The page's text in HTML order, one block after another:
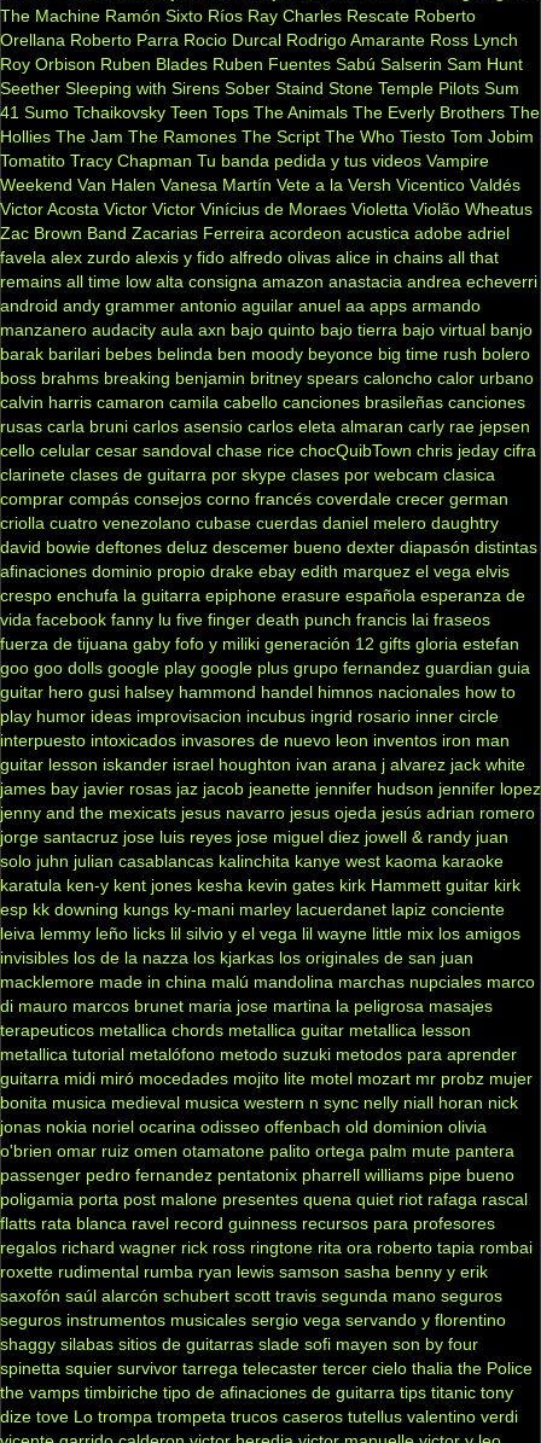
The Machine Ramón Sixto Ríos Ray Charles Rescate Roberto
Orellana Roberto Parra Rocio Durcal Rodrigo Amarante Ross Lynch
Roy Orbison Ruben Blades Ruben Fuentes Sabú Salserin Sam Hunt
Seether Sleeping with Sirens Sober Staind Stone Temple Pilots Sum
41 Sumo Tchaikovsky Teen Tops The Animals The Everly Brothers The
Hollies The Jam The Ramones The Script The Who Tiesto Tom Jobim
Tomatito Tracy Chapman Tu banda pedida y tus videos Vampire
Weekend Van Halen Vanesa Martín Vete a la Versh Vicentico Valdés
Victor Acosta Victor Victor Vinícius de Moraes Violetta Violão Wheatus
Zac Brown Band Zacarias Ferreira acordeon acustica adobe adriel
favela alex zurdo alexis y fido alfredo olivas alice in chains all that
remains all time low alta consigna amazon anastacia andrea echeverri
android andy grammer antonio aguilar anuel aa apps armando
manzanero audacity aula axn bajo quinto bajo tierra bajo virtual banjo
barak barilari bebes belinda ben moody beyonce big time rush bolero
boss brahms breaking benjamin britney spears caloncho calor urbano
calvin harris camaron camila cabello canciones brasileñas canciones
rusas carla bruni carlos asensio carlos eleta almaran carly rae jepsen
cello celular cesar sandoval chase rice chocQuibTown chris jeday cifra
clarinete clases de guitarra por skype clases por webcam clasica
comprar compás consejos corno francés coverdale crecer german
criolla cuatro venezolano cubase cuerdas daniel melero daughtry
david bowie deftones deluz descemer bueno dexter diapasón distintas
afinaciones dominio propio drake ebay edith marquez el vega elvis
crespo enchufa la guitarra epiphone erasure española esperanza de
vida facebook fanny lu five finger death punch francis lai fraseos
fuerza de tijuana gaby fofo y miliki generación 12 gifts gloria estefan
goo goo dolls google play google plus grupo fernandez guardian guia
guitar hero gusi halsey hammond handel himnos nacionales how to
play humor ideas improvisacion incubus ingrid rosario inner circle
interpuesto intoxicados invasores de nuevo leon inventos iron man
guitar lesson iskander israel houghton ivan arana j alvarez jack white
james bay javier rosas jaz jacob jeanette jennifer hudson jennifer lopez
jenny and the mexicats jesus navarro jesus ojeda jesús adrian romero
jorge santacruz jose luis reyes jose miguel diez jowell & randy juan
solo juhn julian casablancas kalinchita kanye west kaoma karaoke
karatula ken-y kent jones kesha kevin gates kirk Hammett guitar kirk
esp kk downing kungs ky-mani marley lacuerdanet lapiz conciente
leiva lemmy leño licks lil silvio y el vega lil wayne little mix los amigos
invisibles los de la nazza los kjarkas los originales de san juan
macklemore made in china malú mandolina marchas nupciales marco
di mauro marcos brunet maria jose martina la peligrosa masajes
terapeuticos metallica chords metallica guitar metallica lesson
metallica tutorial metalófono metodo suzuki metodos para aprender
guitarra midi miró mocedades mojito lite motel mozart mr probz mujer
bonita musica medieval musica western n sync nelly niall horan nick
jonas nokia noriel ocarina odisseo offenbach old dominion olivia
o'brien omar ruiz omen otamatone palito ortega palm mute pantera
passenger pedro fernandez pentatonix pharrell williams pipe bueno
poligamia porta post malone presentes quena quiet riot rafaga rascal
flatts rata blanca ravel record guinness recursos para profesores
regalos richard wagner rick ross ringtone rita ora roberto tapia rombai
roxette rudimental rumba ryan lewis samson sasha benny y erik
saxofón saúl alarcón schubert scott travis segunda mano seguros
seguros instrumentos musicales sergio vega servando y florentino
shaggy silabas sitios de guitarras slade sofi mayen son by four
spinetta squier survivor tarrega telecaster tercer cielo thalia the Police
the vamps timbiriche tipo de afinaciones de guitarra tips titanic tony
dize tove Lo trompa trompeta trucos caseros tutellus valentino verdi